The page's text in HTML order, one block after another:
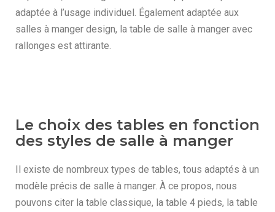
adaptée à l’usage individuel. Également adaptée aux
salles à manger design, la table de salle à manger avec
rallonges est attirante.
Le choix des tables en fonction
des styles de salle à manger
Il existe de nombreux types de tables, tous adaptés à un
modèle précis de salle à manger. À ce propos, nous
pouvons citer la table classique, la table 4 pieds, la table